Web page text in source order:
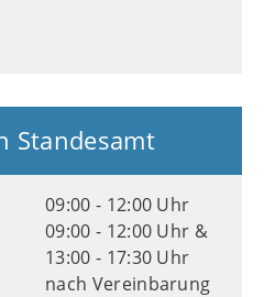
Standesamt
09:00 - 12:00 Uhr
09:00 - 12:00 Uhr &
13:00 - 17:30 Uhr
nach Vereinbarung